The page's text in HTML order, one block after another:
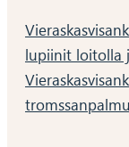
selaus
lupiinit loitolla